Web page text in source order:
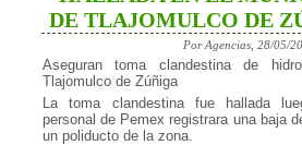
DE TLAJOMULCO DE
Por Agencias, 28/05/
Aseguran toma clandestina de
Tlajomulco de Zúñiga
La toma clandestina fue hallada
personal de Pemex registrara una baja
un poliducto de la zona.